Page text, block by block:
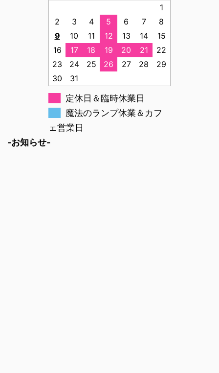
1
2
3 4 5 6 7
8
9
10 11 12 13 14
15
16
17 18 19 20 21
22
23
24 25 26 27 28
29
30
31
定休日＆臨時休業日
魔法のランプ休業＆カフ
ェ営業日
-お知らせ-